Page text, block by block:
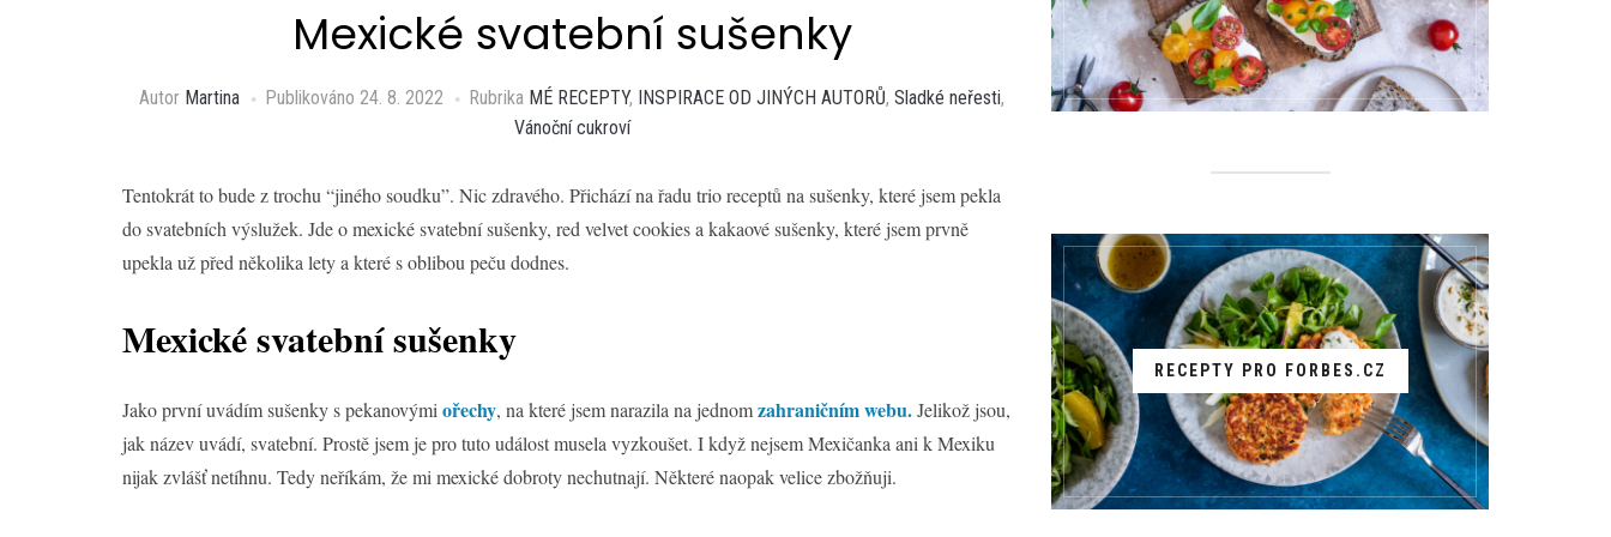
Mexické svatební sušenky
Autor Martina Publikováno 24. 8. 2022 Rubrika MÉ RECEPTY, INSPIRACE OD JINÝCH AUTORŮ, Sladké neřesti,
Vánoční cukroví
Tentokrát to bude z trochu “jiného soudku”. Nic zdravého. Přichází na řadu trio receptů na sušenky, které jsem pekla
do svatebních výslužek. Jde o mexické svatební sušenky, red velvet cookies a kakaové sušenky, které jsem prvně
upekla už před několika lety a které s oblibou peču dodnes.
Mexické svatební sušenky
Jako první uvádím sušenky s pekanovými ořechy, na které jsem narazila na jednomzahraničním webu.Jelikož jsou,
jak název uvádí, svatební. Prostě jsem je pro tuto událost musela vyzkoušet. I když nejsem Mexičanka ani k Mexiku
nijak zvlášť netíhnu. Tedy neříkám, že mi mexické dobroty nechutnají. Některé naopak velice zbožňuji.
RECEPTY PRO FORBES.CZ